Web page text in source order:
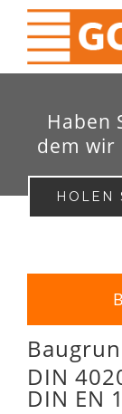
Zum
Inhalt
springen
Haben
dem wir
HOLEN
DIN
DIN EN